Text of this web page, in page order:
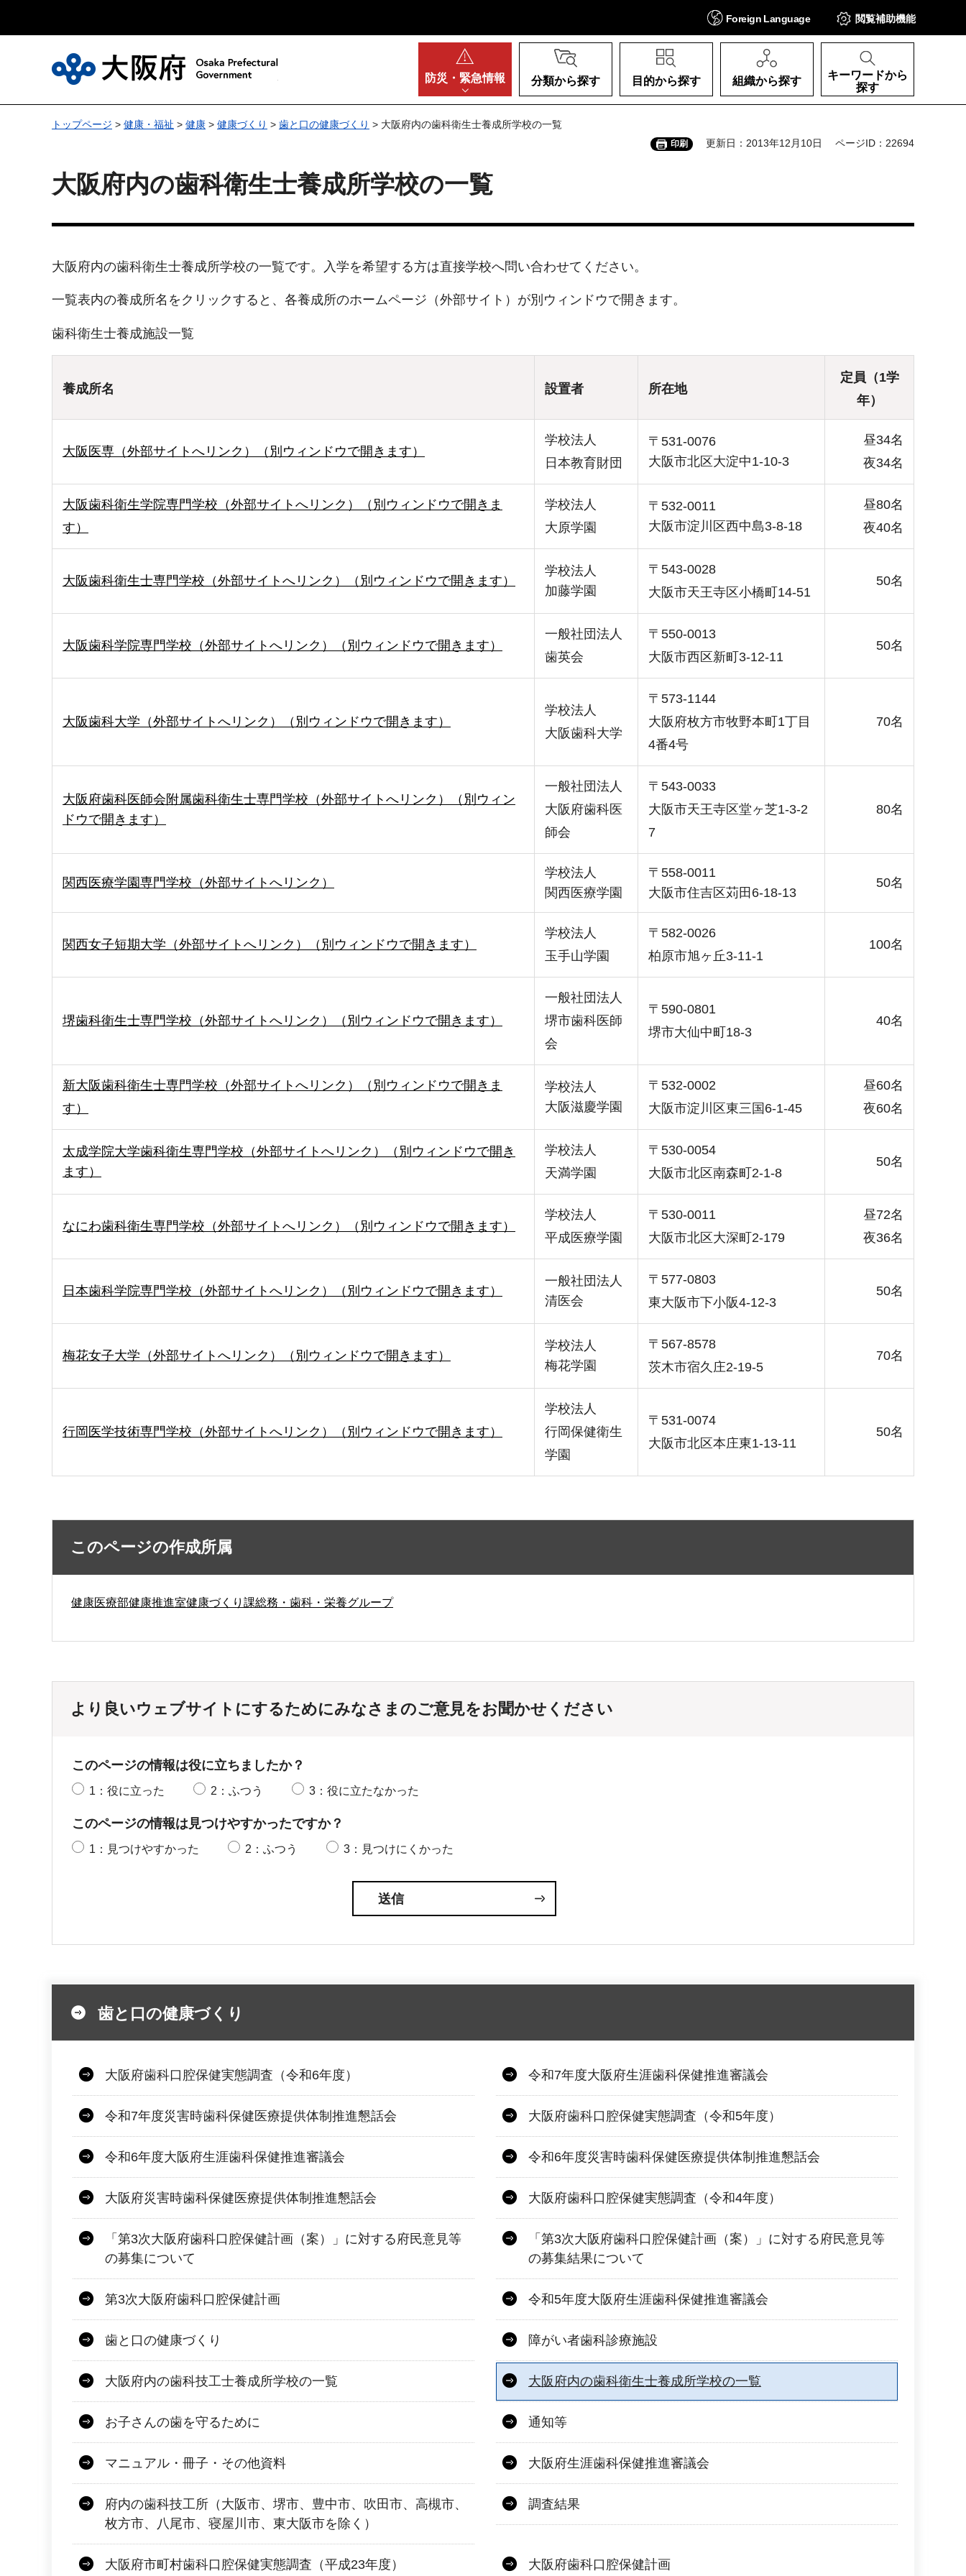
Foreign Language 閲覧補助機能
防災・ 緊急情報 分類から探す 目的から探す 組織から探す
キーワードから
探す
トップページ > 健康・福祉 > 健康 > 健康づくり > 歯と口の健康づくり > 大阪府内の歯科衛生士養成所学校の一覧
印刷 更新日：2013年12月10日 ページID：22694
大阪府内の歯科衛生士養成所学校の一覧
大阪府内の歯科衛生士養成所学校の一覧です。入学を希望する方は直接学校へ問い合わせてください。
一覧表内の養成所名をクリックすると、各養成所のホームページ（外部サイト）が別ウィンドウで開きます。
歯科衛生士養成施設一覧
養成所名 設置者 所在地
定員（1学
年）
大阪医専（外部サイトへリンク）（別ウィンドウで開きます）
学校法人
日本教育財団
〒531-0076
大阪市北区大淀中1-10-3
昼34名
夜34名
大阪歯科衛生学院専門学校（外部サイトへリンク）（別ウィンドウで開きま
す）
学校法人
大原学園
〒532-0011
大阪市淀川区西中島3-8-18
昼80名
夜40名
大阪歯科衛生士専門学校（外部サイトへリンク）（別ウィンドウで開きます）
学校法人
加藤学園
〒543-0028
大阪市天王寺区小橋町14-51
50名
大阪歯科学院専門学校（外部サイトへリンク）（別ウィンドウで開きます）
一般社団法人
歯英会
〒550-0013
大阪市西区新町3-12-11
50名
大阪歯科大学（外部サイトへリンク）（別ウィンドウで開きます）
学校法人
大阪歯科大学
〒573-1144
大阪府枚方市牧野本町1丁目
4番4号
70名
大阪府歯科医師会附属歯科衛生士専門学校（外部サイトへリンク）（別ウィン
ドウで開きます）
一般社団法人
大阪府歯科医
師会
〒543-0033
大阪市天王寺区堂ヶ芝1-3-2
7
80名
関西医療学園専門学校（外部サイトへリンク）
学校法人
関西医療学園
〒558-0011
大阪市住吉区苅田6-18-13
50名
関西女子短期大学（外部サイトへリンク）（別ウィンドウで開きます）
学校法人
玉手山学園
〒582-0026
柏原市旭ヶ丘3-11-1
100名
堺歯科衛生士専門学校（外部サイトへリンク）（別ウィンドウで開きます）
一般社団法人
堺市歯科医師
会
〒590-0801
堺市大仙中町18-3
40名
新大阪歯科衛生士専門学校（外部サイトへリンク）（別ウィンドウで開きま
す）
学校法人
大阪滋慶学園
〒532-0002
大阪市淀川区東三国6-1-45
昼60名
夜60名
太成学院大学歯科衛生専門学校（外部サイトへリンク）（別ウィンドウで開き
ます）
学校法人
天満学園
〒530-0054
大阪市北区南森町2-1-8
50名
なにわ歯科衛生専門学校（外部サイトへリンク）（別ウィンドウで開きます）
学校法人
平成医療学園
〒530-0011
大阪市北区大深町2-179
昼72名
夜36名
日本歯科学院専門学校（外部サイトへリンク）（別ウィンドウで開きます）
一般社団法人
清医会
〒577-0803
東大阪市下小阪4-12-3
50名
梅花女子大学（外部サイトへリンク）（別ウィンドウで開きます）
学校法人
梅花学園
〒567-8578
茨木市宿久庄2-19-5
70名
行岡医学技術専門学校（外部サイトへリンク）（別ウィンドウで開きます）
学校法人
行岡保健衛生
学園
〒531-0074
大阪市北区本庄東1-13-11
50名
このページの作成所属
健康医療部健康推進室健康づくり課総務・歯科・栄養グループ
より良いウェブサイトにするためにみなさまのご意見をお聞かせください
このページの情報は役に立ちましたか？
1：役に立った 2：ふつう 3：役に立たなかった
このページの情報は見つけやすかったですか？
1：見つけやすかった 2：ふつう 3：見つけにくかった
歯と口の健康づくり
大阪府歯科口腔保健実態調査（令和6年度） 令和7年度大阪府生涯歯科保健推進審議会
令和7年度災害時歯科保健医療提供体制推進懇話会 大阪府歯科口腔保健実態調査（令和5年度）
令和6年度大阪府生涯歯科保健推進審議会 令和6年度災害時歯科保健医療提供体制推進懇話会
大阪府災害時歯科保健医療提供体制推進懇話会 大阪府歯科口腔保健実態調査（令和4年度）
「第3次大阪府歯科口腔保健計画（案）」に対する府民意見等
の募集について
「第3次大阪府歯科口腔保健計画（案）」に対する府民意見等
の募集結果について
第3次大阪府歯科口腔保健計画 令和5年度大阪府生涯歯科保健推進審議会
歯と口の健康づくり 障がい者歯科診療施設
大阪府内の歯科技工士養成所学校の一覧 大阪府内の歯科衛生士養成所学校の一覧
お子さんの歯を守るために 通知等
マニュアル・冊子・その他資料 大阪府生涯歯科保健推進審議会
府内の歯科技工所（大阪市、堺市、豊中市、吹田市、高槻市、
枚方市、八尾市、寝屋川市、東大阪市を除く）
調査結果
大阪府市町村歯科口腔保健実態調査（平成23年度） 大阪府歯科口腔保健計画